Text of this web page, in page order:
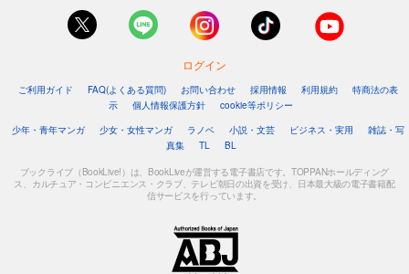
ログイン
ご利用ガイド FAQ(よくある質問) お問い合わせ 採用情報 利用規約
特商法の表
示
個人情報保護方針
cookie等ポリシー
少年・青年マンガ
少女・女性マンガ ラノベ 小説・文芸 ビジネス・実用
雑誌・写
真集
TL BL
ブックライブ（BookLive!）は、BookLiveが運営する電子書店です。TOPPANホールディング
ス、カルチュア・コンビニエンス・クラブ、テレビ朝日の出資を受け、日本最大級の電子書籍配
信サービスを行っています。